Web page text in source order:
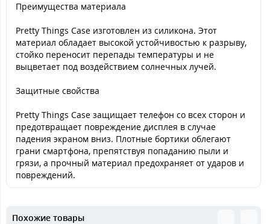
Преимущества материала
Pretty Things Case изготовлен из силикона. Этот
материал обладает высокой устойчивостью к разрыву,
стойко переносит перепады температуры и не
выцветает под воздействием солнечных лучей.
Защитные свойства
Pretty Things Case защищает телефон со всех сторон и
предотвращает повреждение дисплея в случае
падения экраном вниз. Плотные бортики облегают
грани смартфона, препятствуя попаданию пыли и
грязи, а прочный материал предохраняет от ударов и
повреждений.
Похожие товары